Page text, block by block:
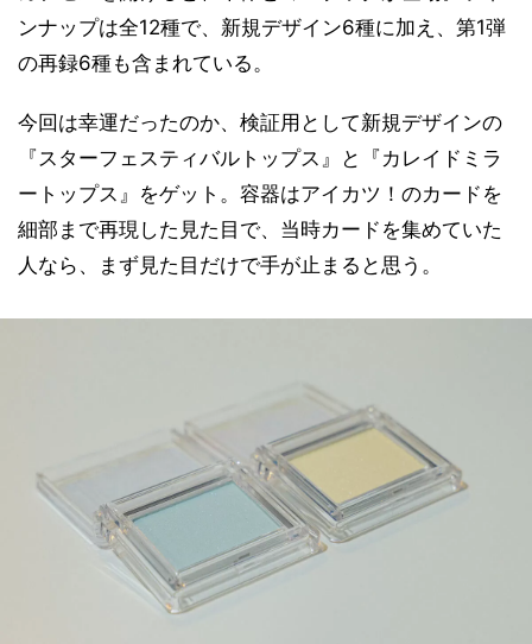
ンナップは全12種で、新規デザイン6種に加え、第1弾
の再録6種も含まれている。
今回は幸運だったのか、検証用として新規デザインの
『スターフェスティバルトップス』と『カレイドミラ
ートップス』をゲット。容器はアイカツ！のカードを
細部まで再現した見た目で、当時カードを集めていた
人なら、まず見た目だけで手が止まると思う。